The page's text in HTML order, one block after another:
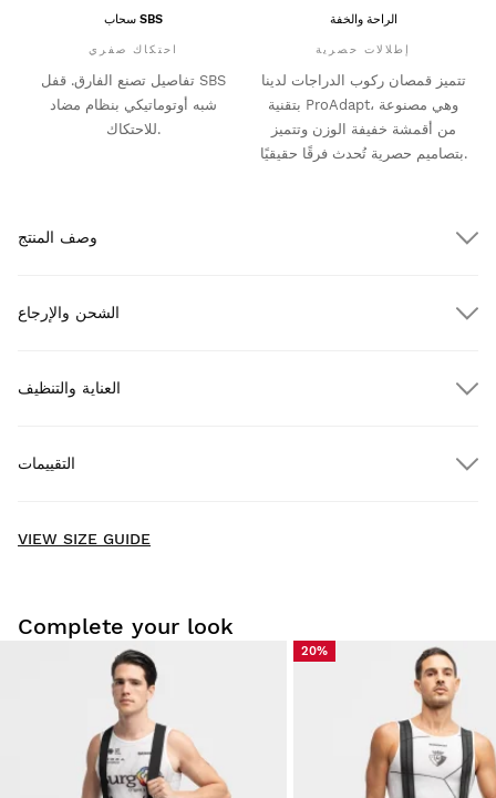
سحاب SBS
احتكاك صفري
تفاصيل تصنع الفارق. قفل SBS
شبه أوتوماتيكي بنظام مضاد
للاحتكاك.
الراحة والخفة
إطلالات حصرية
تتميز قمصان ركوب الدراجات لدينا
بتقنية ProAdapt، وهي مصنوعة
من أقمشة خفيفة الوزن وتتميز
بتصاميم حصرية تُحدث فرقًا حقيقيًا.
وصف المنتج
الشحن والإرجاع
توصيل للمنازل مجاناً
جرّب منتجاتنا براحة في منزلك. لديك 30 أيام من تاريخ التسليم لإرجاع
من حسابك، يمكنك إرجاع منتج من طلبك بسهولة وسرعة.
ابتداءً من $9.95
العناية والتنظيف
التقييمات
VIEW SIZE GUIDE
Complete your look
20%